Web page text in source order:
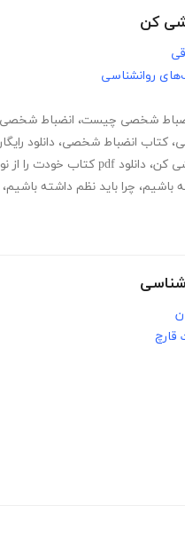
کن
روانشناسی
شخصی چیست، انضباط
، کتاب انضباط شخصی، دانلود
کن، دانلود pdf کتاب خودت را از نو خط کشی کن
باشیم، چرا باید نظم داشته باشیم،
شناسی